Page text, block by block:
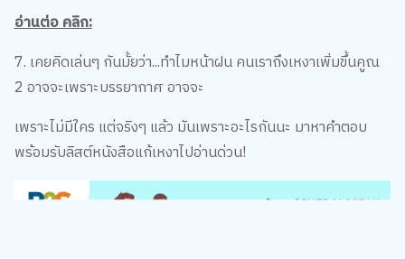
อ่านต่อ คลิก:
7. เคยคิดเล่นๆ กันมั้ยว่า...ทำไมหน้าฝน คนเราถึงเหงาเพิ่มขึ้นคูณ
2 อาจจะเพราะบรรยากาศ อาจจะ
เพราะไม่มีใคร แต่จริงๆ แล้ว มันเพราะอะไรกันนะ มาหาคำตอบ
พร้อมรับลิสต์หนังสือแก้เหงาไปอ่านด่วน!